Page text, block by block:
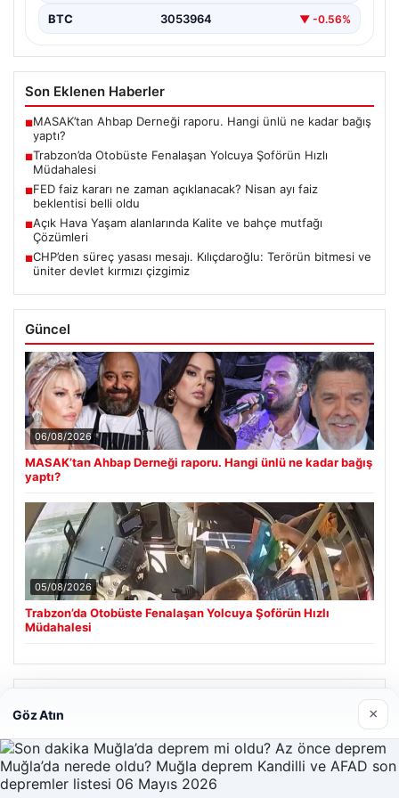
BTC 3053964 ▼ -0.56%
Son Eklenen Haberler
■MASAK’tan Ahbap Derneği raporu. Hangi ünlü ne kadar bağış
yaptı?
■Trabzon’da Otobüste Fenalaşan Yolcuya Şoförün Hızlı
Müdahalesi
■FED faiz kararı ne zaman açıklanacak? Nisan ayı faiz
beklentisi belli oldu
■Açık Hava Yaşam alanlarında Kalite ve bahçe mutfağı
Çözümleri
■CHP’den süreç yasası mesajı. Kılıçdaroğlu: Terörün bitmesi ve
üniter devlet kırmızı çizgimiz
Güncel
06/08/2026
MASAK’tan Ahbap Derneği raporu. Hangi ünlü ne kadar bağış
yaptı?
05/08/2026
Trabzon’da Otobüste Fenalaşan Yolcuya Şoförün Hızlı
Müdahalesi
Göz Atın ×